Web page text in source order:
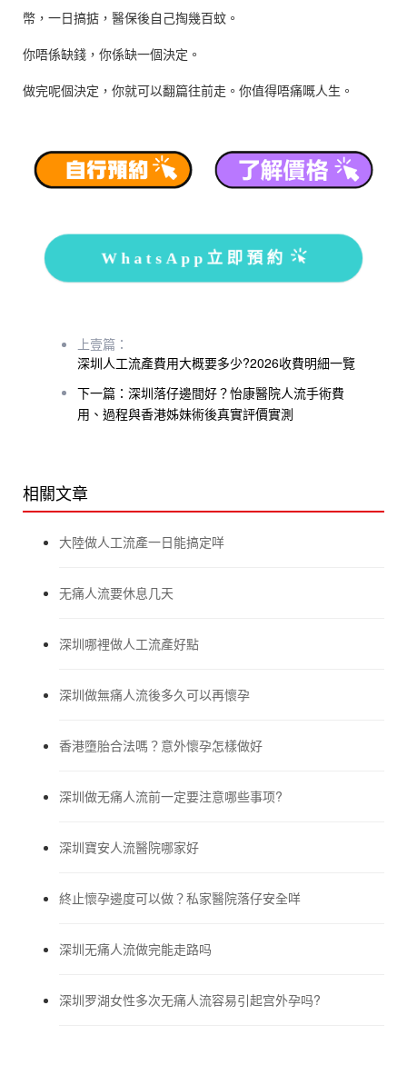
幣，一日搞掂，醫保後自己掏幾百蚊。
你唔係缺錢，你係缺一個決定。
做完呢個決定，你就可以翻篇往前走。你值得唔痛嘅人生。
WhatsApp立即預約
上壹篇：
深圳人工流產費用大概要多少?2026收費明細一覽
下一篇：深圳落仔邊間好？怡康醫院人流手術費
用、過程與香港姊妹術後真實評價實測
相關文章
大陸做人工流產一日能搞定咩
无痛人流要休息几天
深圳哪裡做人工流產好點
深圳做無痛人流後多久可以再懷孕
香港墮胎合法嗎？意外懷孕怎樣做好
深圳做无痛人流前一定要注意哪些事项?
深圳寶安人流醫院哪家好
終止懷孕邊度可以做？私家醫院落仔安全咩
深圳无痛人流做完能走路吗
深圳罗湖女性多次无痛人流容易引起宫外孕吗?